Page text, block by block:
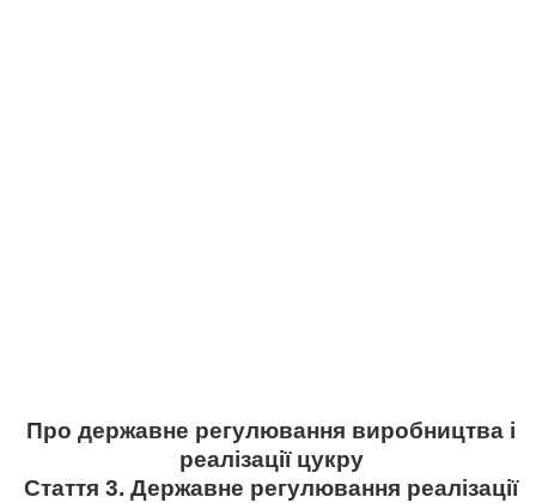
Про державне регулювання виробництва і
реалізації цукру
Стаття 3. Державне регулювання реалізації